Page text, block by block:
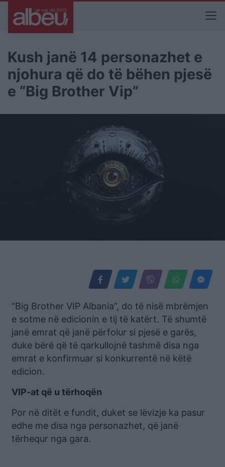
Kush janë 14 personazhet e
njohura që do të bëhen pjesë
e “Big Brother Vip”
“Big Brother VIP Albania”, do të nisë mbrëmjen
e sotme në edicionin e tij të katërt. Të shumtë
janë emrat që janë përfolur si pjesë e garës,
duke bërë që të qarkullojnë tashmë disa nga
emrat e konfirmuar si konkurrentë në këtë
edicion.
VIP-at që u tërhoqën
Por në ditët e fundit, duket se lëvizje ka pasur
edhe me disa nga personazhet, që janë
tërhequr nga gara.